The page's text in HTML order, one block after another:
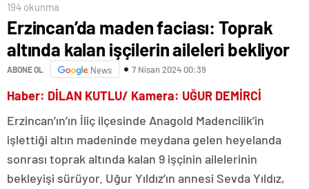
194 okunma
Erzincan’da maden faciası: Toprak
altında kalan işçilerin aileleri bekliyor
ABONE OL News 7 Nisan 2024 00:39
Haber: DİLAN KUTLU/ Kamera: UĞUR DEMİRCİ
Erzincan’ın’ın İliç ilçesinde Anagold Madencilik’in
işlettiği altın madeninde meydana gelen heyelanda
sonrası toprak altında kalan 9 işçinin ailelerinin
bekleyişi sürüyor. Uğur Yıldız’ın annesi Sevda Yıldız,